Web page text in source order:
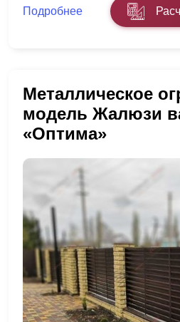
Подробнее
Металлическое
модель Жалюзи
«Оптима»